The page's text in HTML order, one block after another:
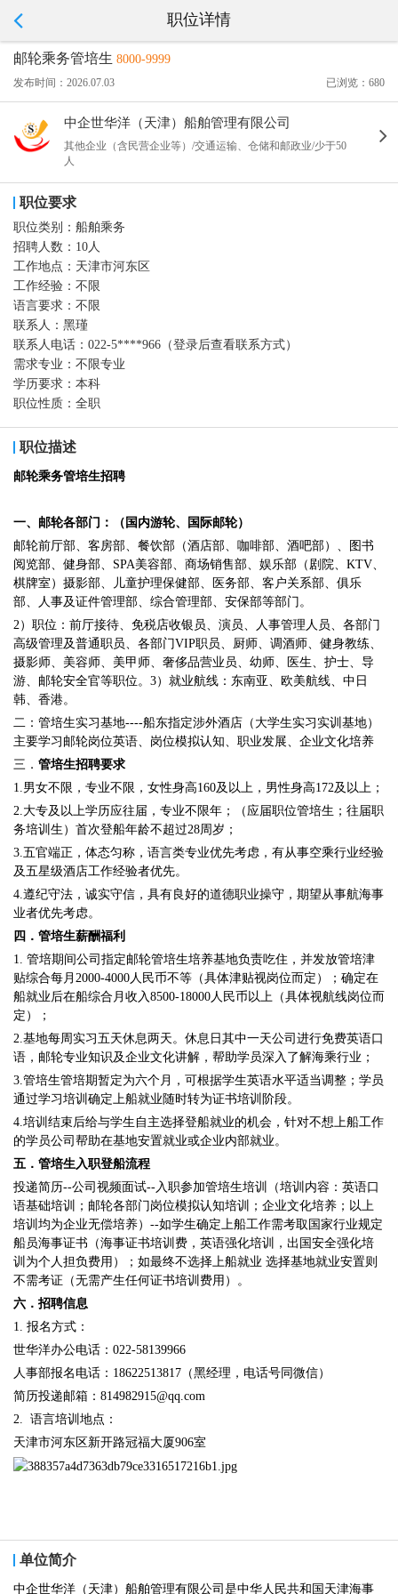
职位详情
邮轮乘务管培生 8000-9999
发布时间：2026.07.03 已浏览：680
中企世华洋（天津）船舶管理有限公司
其他企业（含民营企业等）/交通运输、仓储和邮政业/少于50
人
职位要求
职位类别： 船舶乘务
招聘人数： 10人
工作地点： 天津市河东区
工作经验： 不限
语言要求： 不限
联系人： 黑瑾
联系人电话： 022-5****966（登录后查看联系方式）
需求专业： 不限专业
学历要求： 本科
职位性质： 全职
职位描述
邮轮乘务管培生招聘
一、邮轮各部门：（国内游轮、国际邮轮）
邮轮前厅部、客房部、餐饮部（酒店部、咖啡部、酒吧部）、图书
阅览部、健身部、SPA美容部、商场销售部、娱乐部（剧院、KTV、
棋牌室）摄影部、儿童护理保健部、医务部、客户关系部、俱乐
部、人事及证件管理部、综合管理部、安保部等部门。
2）职位：前厅接待、免税店收银员、演员、人事管理人员、各部门
高级管理及普通职员、各部门VIP职员、厨师、调酒师、健身教练、
摄影师、美容师、美甲师、奢侈品营业员、幼师、医生、护士、导
游、邮轮安全官等职位。3）就业航线：东南亚、欧美航线、中日
韩、香港。
二：管培生实习基地----船东指定涉外酒店（大学生实习实训基地）
主要学习邮轮岗位英语、岗位模拟认知、职业发展、企业文化培养
三． 管培生招聘要求
1.男女不限，专业不限，女性身高160及以上，男性身高172及以上；
2.大专及以上学历应往届，专业不限年；（应届职位管培生；往届职
务培训生）首次登船年龄不超过28周岁；
3.五官端正，体态匀称，语言类专业优先考虑，有从事空乘行业经验
及五星级酒店工作经验者优先。
4.遵纪守法，诚实守信，具有良好的道德职业操守，期望从事航海事
业者优先考虑。
四．管培生薪酬福利
1. 管培期间公司指定邮轮管培生培养基地负责吃住，并发放管培津
贴综合每月2000-4000人民币不等（具体津贴视岗位而定）；确定在
船就业后在船综合月收入8500-18000人民币以上（具体视航线岗位而
定）；
2.基地每周实习五天休息两天。休息日其中一天公司进行免费英语口
语，邮轮专业知识及企业文化讲解，帮助学员深入了解海乘行业；
3.管培生管培期暂定为六个月，可根据学生英语水平适当调整；学员
通过学习培训确定上船就业随时转为证书培训阶段。
4.培训结束后给与学生自主选择登船就业的机会，针对不想上船工作
的学员公司帮助在基地安置就业或企业内部就业。
五．管培生入职登船流程
投递简历--公司视频面试--入职参加管培生培训（培训内容：英语口
语基础培训；邮轮各部门岗位模拟认知培训；企业文化培养；以上
培训均为企业无偿培养）--如学生确定上船工作需考取国家行业规定
船员海事证书（海事证书培训费，英语强化培训，出国安全强化培
训为个人担负费用）；如最终不选择上船就业 选择基地就业安置则
不需考证（无需产生任何证书培训费用）。
六．招聘信息
1. 报名方式：
世华洋办公电话：022-58139966
人事部报名电话：18622513817（黑经理，电话号同微信）
简历投递邮箱：814982915@qq.com
2. 语言培训地点：
天津市河东区新开路冠福大厦906室
单位简介
中企世华洋（天津）船舶管理有限公司是中华人民共和国天津海事